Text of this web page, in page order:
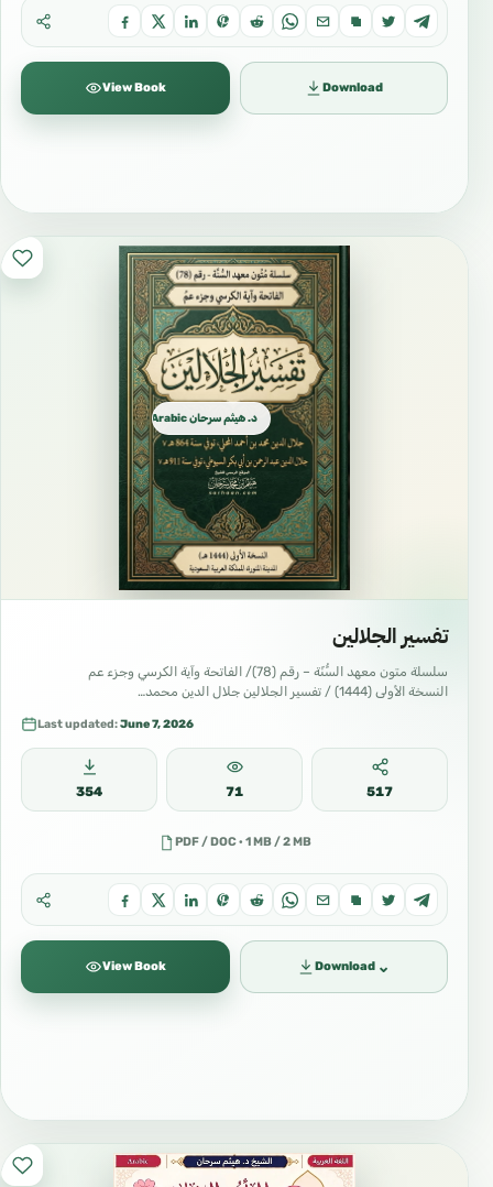
View Book Download
د. هيثم سرحان Arabic العربية
تفسير الجلالين
سلسلة متون معهد السُّنّة – رقم (78)/ الفاتحة وآية الكرسي وجزء عم
النسخة الأولى (1444) / تفسير الجلالين جلال الدين محمد…
Last updated:June 7, 2026
354 71 517
PDF / DOC · 1 MB / 2 MB
View Book Download ⌄